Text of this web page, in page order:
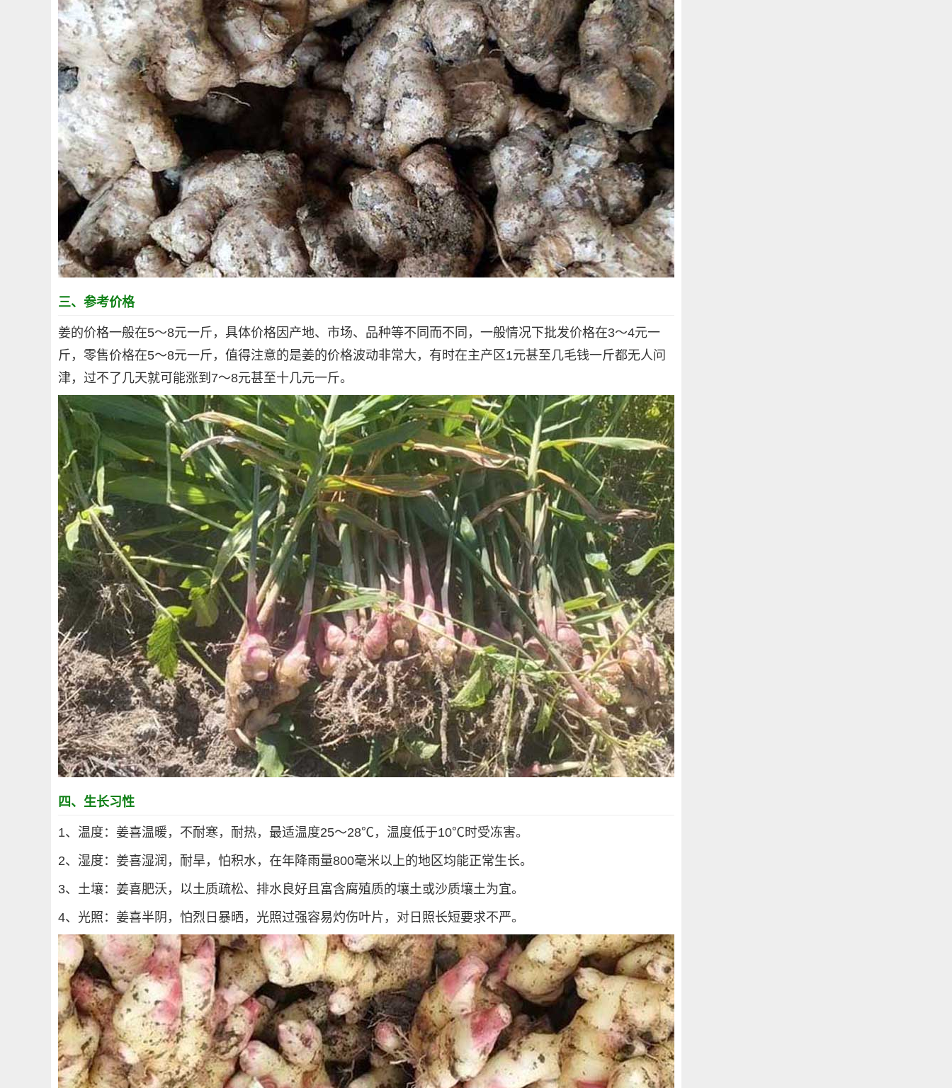
三、参考价格
姜的价格一般在5～8元一斤，具体价格因产地、市场、品种等不同而不同，一般情况下批发价格在3～4元一
斤，零售价格在5～8元一斤，值得注意的是姜的价格波动非常大，有时在主产区1元甚至几毛钱一斤都无人问
津，过不了几天就可能涨到7～8元甚至十几元一斤。
四、生长习性
1、温度：姜喜温暖，不耐寒，耐热，最适温度25～28℃，温度低于10℃时受冻害。
2、湿度：姜喜湿润，耐旱，怕积水，在年降雨量800毫米以上的地区均能正常生长。
3、土壤：姜喜肥沃，以土质疏松、排水良好且富含腐殖质的壤土或沙质壤土为宜。
4、光照：姜喜半阴，怕烈日暴晒，光照过强容易灼伤叶片，对日照长短要求不严。